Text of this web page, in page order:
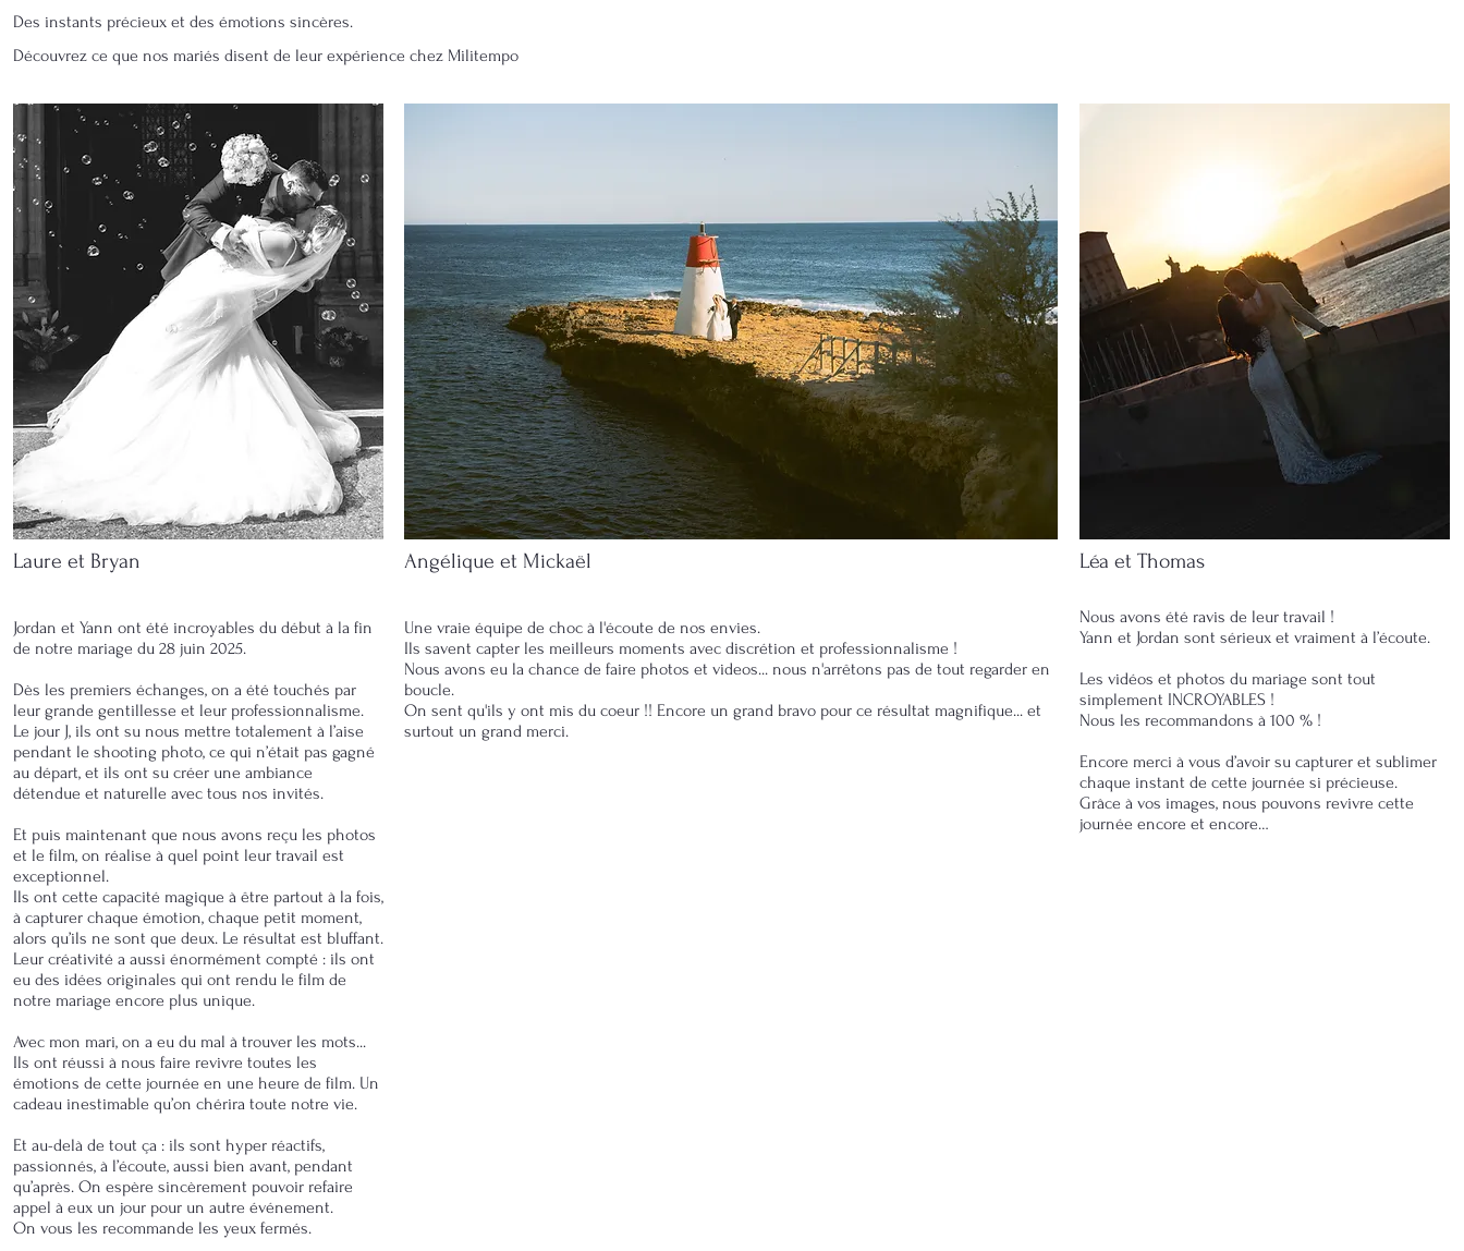
Des instants précieux et des émotions sincères.
Découvrez ce que nos mariés disent de leur expérience chez Militempo
Laure et Bryan
Jordan et Yann ont été incroyables du début à la fin
de notre mariage du 28 juin 2025.
Dès les premiers échanges, on a été touchés par
leur grande gentillesse et leur professionnalisme.
Le jour J, ils ont su nous mettre totalement à l’aise
pendant le shooting photo, ce qui n’était pas gagné
au départ, et ils ont su créer une ambiance
détendue et naturelle avec tous nos invités.
Et puis maintenant que nous avons reçu les photos
et le film, on réalise à quel point leur travail est
exceptionnel.
Ils ont cette capacité magique à être partout à la fois,
à capturer chaque émotion, chaque petit moment,
alors qu’ils ne sont que deux. Le résultat est bluffant.
Leur créativité a aussi énormément compté : ils ont
eu des idées originales qui ont rendu le film de
notre mariage encore plus unique.
Avec mon mari, on a eu du mal à trouver les mots...
Ils ont réussi à nous faire revivre toutes les
émotions de cette journée en une heure de film. Un
cadeau inestimable qu’on chérira toute notre vie.
Et au-delà de tout ça : ils sont hyper réactifs,
passionnés, à l’écoute, aussi bien avant, pendant
qu’après. On espère sincèrement pouvoir refaire
appel à eux un jour pour un autre événement.
On vous les recommande les yeux fermés.
Angélique et Mickaël
Une vraie équipe de choc à l'écoute de nos envies.
Ils savent capter les meilleurs moments avec discrétion et professionnalisme !
Nous avons eu la chance de faire photos et videos... nous n'arrêtons pas de tout regarder en
boucle.
On sent qu'ils y ont mis du coeur !! Encore un grand bravo pour ce résultat magnifique... et
surtout un grand merci.
Léa et Thomas
Nous avons été ravis de leur travail !
Yann et Jordan sont sérieux et vraiment à l’écoute.
Les vidéos et photos du mariage sont tout
simplement INCROYABLES !
Nous les recommandons à 100 % !
Encore merci à vous d’avoir su capturer et sublimer
chaque instant de cette journée si précieuse.
Grâce à vos images, nous pouvons revivre cette
journée encore et encore…